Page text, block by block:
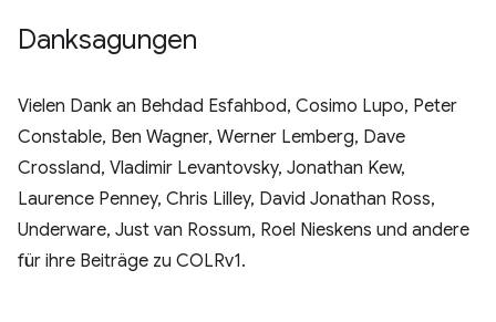
Danksagungen
Vielen Dank an Behdad Esfahbod, Cosimo Lupo, Peter
Constable, Ben Wagner, Werner Lemberg, Dave
Crossland, Vladimir Levantovsky, Jonathan Kew,
Laurence Penney, Chris Lilley, David Jonathan Ross,
Underware, Just van Rossum, Roel Nieskens und andere
für ihre Beiträge zu COLRv1.